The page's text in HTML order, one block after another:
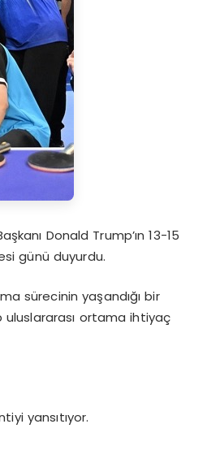
Donald Trump’ın 13-15
günü duyurdu.
sürecinin yaşandığı bir
uluslararası ortama ihtiyaç
yansıtıyor.